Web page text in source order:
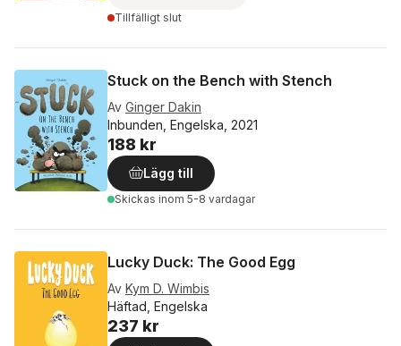
Tillfälligt slut
Stuck on the Bench with Stench
Av Ginger Dakin
Inbunden, Engelska, 2021
188 kr
Lägg till
Skickas inom 5-8 vardagar
Lucky Duck: The Good Egg
Av Kym D. Wimbis
Häftad, Engelska
237 kr